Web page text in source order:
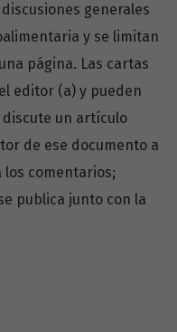
generales
y se limitan
página. Las cartas
editor (a) y pueden
discute un artículo
de ese documento a
comentarios;
publica junto con la